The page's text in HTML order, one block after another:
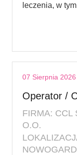
leczenia, w
07 Sierpnia 2026
Operator /
FIRMA: CCL
O.O.
NOWOGARD